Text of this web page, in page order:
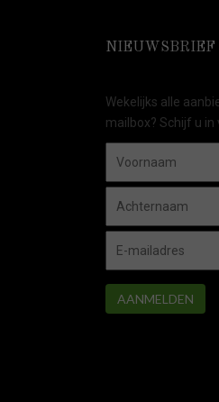
NIEUWSBRIEF
Wekelijks alle
mailbox? Schijf u in
AANMELDEN